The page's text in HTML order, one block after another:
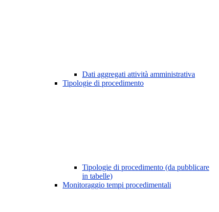
Dati aggregati attività amministrativa
Tipologie di procedimento
Tipologie di procedimento (da pubblicare
in tabelle)
Monitoraggio tempi procedimentali